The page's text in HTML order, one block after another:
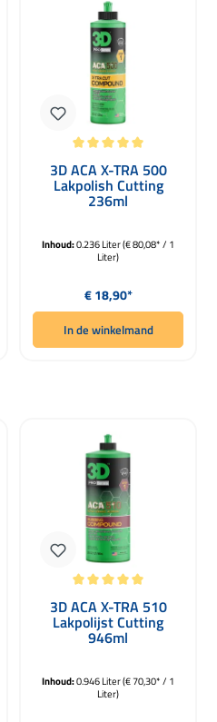
5 sterrenGemiddelde waardering van 5 van
3D ACA X-TRA 500
Lakpolish Cutting
236ml
Inhoud:0.236 Liter(€ 80,08* / 1
Liter)
Normale prijs:
€ 18,90*
In de winkelmand
3D ACA X-TRA 510
Lakpolijst Cutting
946ml
Inhoud:0.946 Liter(€ 70,30* / 1
Liter)